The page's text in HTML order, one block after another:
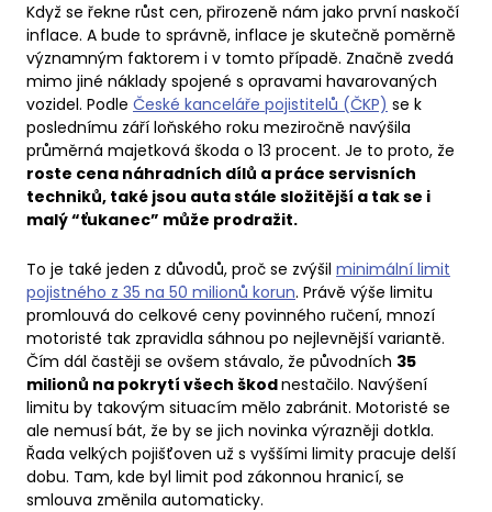
Když se řekne růst cen, přirozeně nám jako první naskočí
inflace. A bude to správně, inflace je skutečně poměrně
významným faktorem i v tomto případě. Značně zvedá
mimo jiné náklady spojené s opravami havarovaných
vozidel. Podle České kanceláře pojistitelů (ČKP) se k
poslednímu září loňského roku meziročně navýšila
průměrná majetková škoda o 13 procent. Je to proto, že
roste cena náhradních dílů a práce servisních
techniků, také jsou auta stále složitější a tak se i
malý “ťukanec” může prodražit.
To je také jeden z důvodů, proč se zvýšil minimální limit
pojistného z 35 na 50 milionů korun. Právě výše limitu
promlouvá do celkové ceny povinného ručení, mnozí
motoristé tak zpravidla sáhnou po nejlevnější variantě.
Čím dál častěji se ovšem stávalo, že původních 35
milionů na pokrytí všech škodnestačilo. Navýšení
limitu by takovým situacím mělo zabránit. Motoristé se
ale nemusí bát, že by se jich novinka výrazněji dotkla.
Řada velkých pojišťoven už s vyššími limity pracuje delší
dobu. Tam, kde byl limit pod zákonnou hranicí, se
smlouva změnila automaticky.